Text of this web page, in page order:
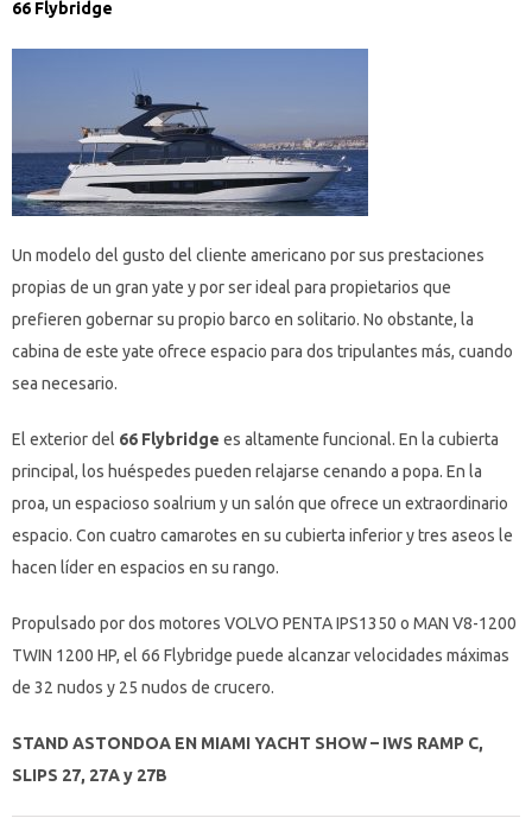
66 Flybridge
Un modelo del gusto del cliente americano por sus prestaciones
propias de un gran yate y por ser ideal para propietarios que
prefieren gobernar su propio barco en solitario. No obstante, la
cabina de este yate ofrece espacio para dos tripulantes más, cuando
sea necesario.
El exterior del 66 Flybridge es altamente funcional. En la cubierta
principal, los huéspedes pueden relajarse cenando a popa. En la
proa, un espacioso soalrium y un salón que ofrece un extraordinario
espacio. Con cuatro camarotes en su cubierta inferior y tres aseos le
hacen líder en espacios en su rango.
Propulsado por dos motores VOLVO PENTA IPS1350 o MAN V8-1200
TWIN 1200 HP, el 66 Flybridge puede alcanzar velocidades máximas
de 32 nudos y 25 nudos de crucero.
STAND ASTONDOA EN MIAMI YACHT SHOW – IWS RAMP C,
SLIPS 27, 27A y 27B